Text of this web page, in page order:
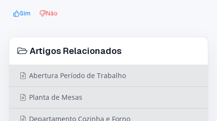
Sim Não
Artigos Relacionados
Abertura Período de Trabalho
Planta de Mesas
Departamento Cozinha e Forno